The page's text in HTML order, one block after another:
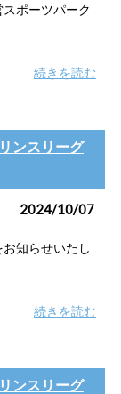
ポーツパーク
続きを読む
ンスリーグ
2024/10/07
知らせいたし
続きを読む
ンスリーグ